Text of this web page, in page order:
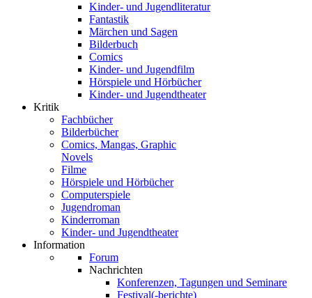
Kinder- und Jugendliteratur
Fantastik
Märchen und Sagen
Bilderbuch
Comics
Kinder- und Jugendfilm
Hörspiele und Hörbücher
Kinder- und Jugendtheater
Kritik
Fachbücher
Bilderbücher
Comics, Mangas, Graphic
Novels
Filme
Hörspiele und Hörbücher
Computerspiele
Jugendroman
Kinderroman
Kinder- und Jugendtheater
Information
Forum
Nachrichten
Konferenzen, Tagungen und Seminare
Festival(-berichte)